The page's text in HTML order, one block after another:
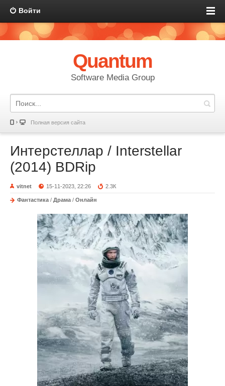
Войти
Quantum
Software Media Group
Полная версия сайта
Интерстеллар / Interstellar
(2014) BDRip
vitnet 15-11-2023, 22:26 2.3К
Фантастика / Драма / Онлайн